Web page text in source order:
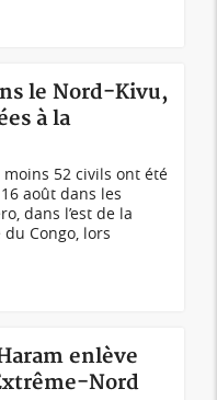
le Nord-Kivu,
à la
moins 52 civils ont été
août dans les
dans l’est de la
Congo, lors
enlève
Nord